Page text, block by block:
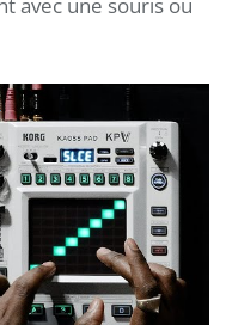
avec une souris ou